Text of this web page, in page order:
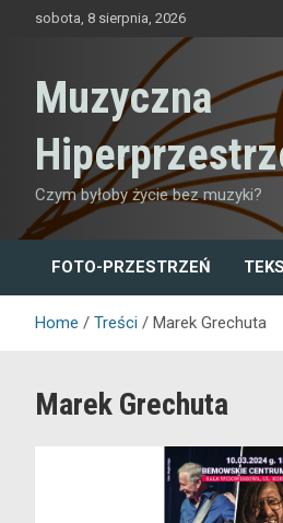
sobota, 8 sierpnia, 2026
Muzyczna
Czym byłoby życie bez muzyki?
FOTO-PRZESTRZEŃ
Home Treści Marek Grechuta
Marek Grechuta